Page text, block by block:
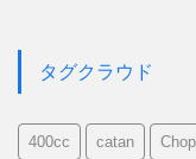
タグクラウド
400cc catan